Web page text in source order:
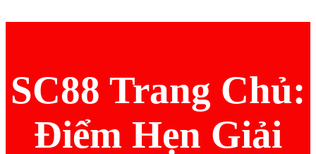
SC88 Trang Chủ:
Điểm Hẹn Giải